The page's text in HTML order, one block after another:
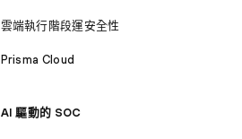
雲端執行階段運安全性
Prisma Cloud
AI 驅動的 SOC